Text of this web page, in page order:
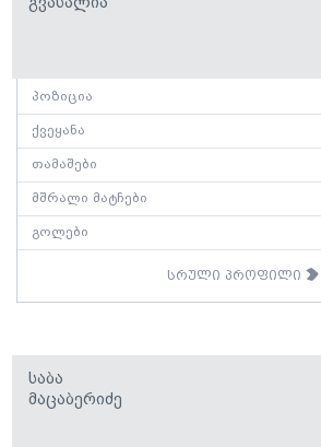
პოზიცია
ქვეყანა
თამაშები
მშრალი მატჩები
გოლები
სრული პროფილი
Საბა
Მაცაბერიძე